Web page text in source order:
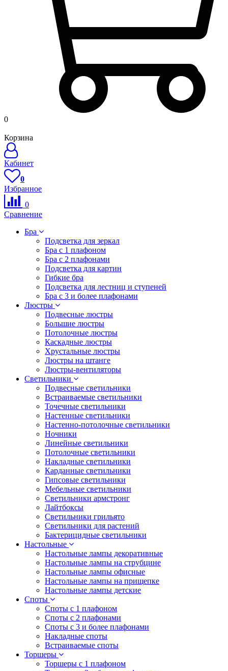
0
Корзина
Кабинет
0
Избранное
0
Сравнение
Бра
Подсветка для зеркал
Бра с 1 плафоном
Бра с 2 плафонами
Подсветка для картин
Гибкие бра
Подсветка для лестниц и ступеней
Бра с 3 и более плафонами
Люстры
Подвесные люстры
Большие люстры
Потолочные люстры
Каскадные люстры
Хрустальные люстры
Люстры на штанге
Люстры-вентиляторы
Светильники
Подвесные светильники
Встраиваемые светильники
Точечные светильники
Настенные светильники
Настенно-потолочные светильники
Ночники
Линейные светильники
Потолочные светильники
Накладные светильники
Карданные светильники
Гипсовые светильники
Мебельные светильники
Светильники армстронг
Лайтбоксы
Светильники грильято
Светильники для растений
Бактерицидные светильники
Настольные
Настольные лампы декоративные
Настольные лампы на струбцине
Настольные лампы офисные
Настольные лампы на прищепке
Настольные лампы детские
Споты
Споты с 1 плафоном
Споты с 2 плафонами
Споты с 3 и более плафонами
Накладные споты
Встраиваемые споты
Торшеры
Торшеры с 1 плафоном